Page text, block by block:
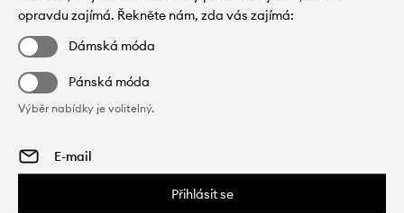
opravdu zajímá. Řekněte nám, zda vás zajímá:
Dámská móda
Pánská móda
Výběr nabídky je volitelný.
Přihlásit se